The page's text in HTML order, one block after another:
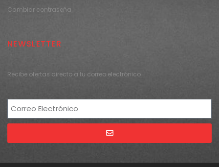
Cambiar contraseña
NEWSLETTER
Recibe ofertas directo a tu correo electrónico